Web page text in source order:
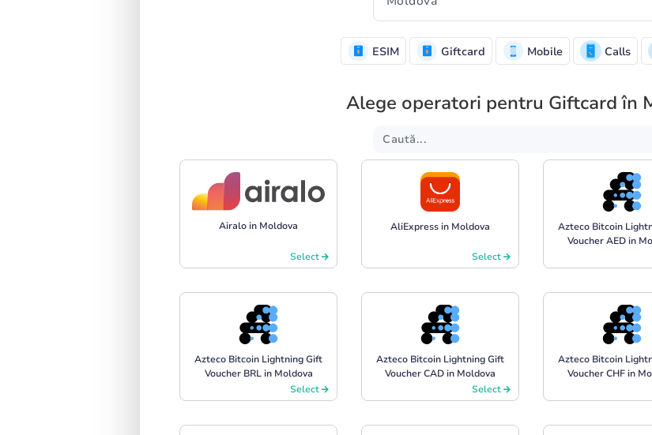
ESIM Giftcard Mobile Calls
Alege operatori pentru Giftcard în
Airalo in Moldova
Select
AliExpress in Moldova
Select
Azteco Bitcoin
Voucher AED in
Azteco Bitcoin Lightning Gift
Voucher BRL in Moldova
Select
Azteco Bitcoin Lightning Gift
Voucher CAD in Moldova
Select
Azteco Bitcoin
Voucher CHF in